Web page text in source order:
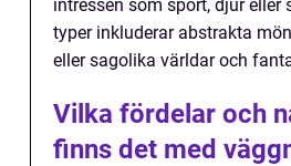
intressen som sport, djur eller
typer inkluderar abstrakta
eller sagolika världar och
Vilka fördelar och
finns det med